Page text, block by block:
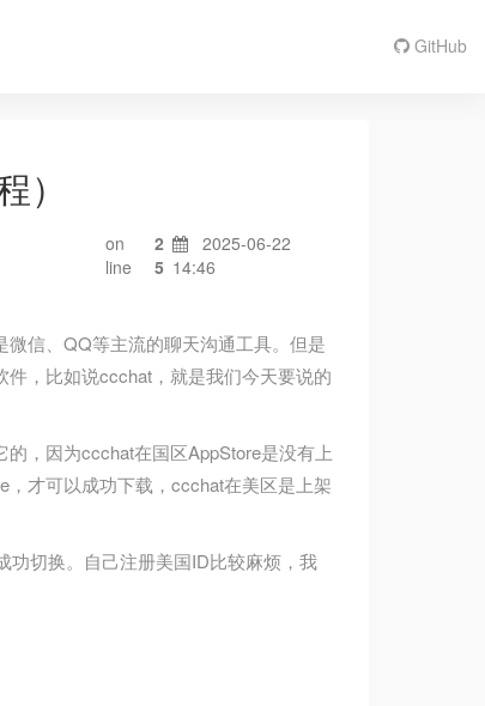
GitHub
on
line
2
5
2025-06-22
14:46
信、QQ等主流的聊天沟通工具。但是
，比如说ccchat，就是我们今天要说的
，因为ccchat在国区AppStore是没有上
才可以成功下载，ccchat在美区是上架
功切换。自己注册美国ID比较麻烦，我